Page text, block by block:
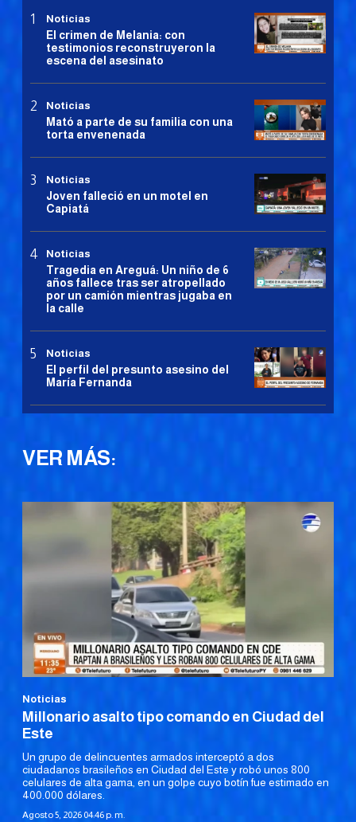
Noticias
El crimen de Melania: con
testimonios reconstruyeron la
escena del asesinato
Noticias
Mató a parte de su familia con una
torta envenenada
Noticias
Joven falleció en un motel en
Capiatá
Noticias
Tragedia en Areguá: Un niño de 6
años fallece tras ser atropellado
por un camión mientras jugaba en
la calle
Noticias
El perfil del presunto asesino del
María Fernanda
VER MÁS:
Noticias
Millonario asalto tipo comando en Ciudad del
Este
Un grupo de delincuentes armados interceptó a dos
ciudadanos brasileños en Ciudad del Este y robó unos 800
celulares de alta gama, en un golpe cuyo botín fue estimado en
400.000 dólares.
Agosto 5, 2026 04:46 p. m.